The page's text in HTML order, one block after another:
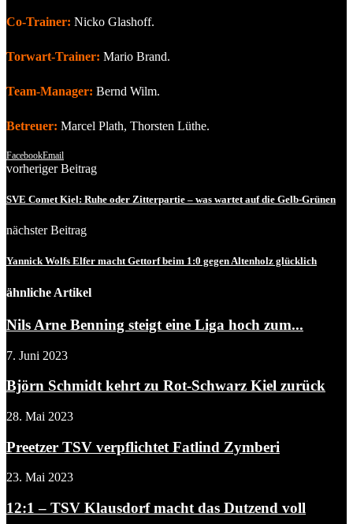
Co-Trainer: Nicko Glashoff.
Torwart-Trainer: Mario Brand.
Team-Manager: Bernd Wilm.
Betreuer: Marcel Plath, Thorsten Lüthe.
FacebookEmail
vorheriger Beitrag
SVE Comet Kiel: Ruhe oder Zitterpartie – was wartet auf die Gelb-Grünen
nächster Beitrag
Yannick Wolfs Elfer macht Gettorf beim 1:0 gegen Altenholz glücklich
ähnliche Artikel
Nils Arne Benning steigt eine Liga hoch zum...
7. Juni 2023
Björn Schmidt kehrt zu Rot-Schwarz Kiel zurück
28. Mai 2023
Preetzer TSV verpflichtet Fatlind Zymberi
23. Mai 2023
12:1 – TSV Klausdorf macht das Dutzend voll